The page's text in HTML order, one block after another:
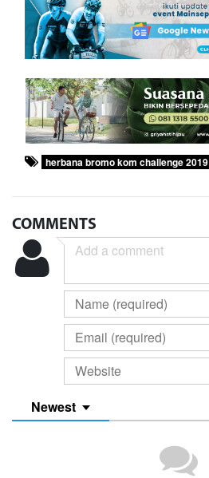
herbana bromo kom challenge 2019
COMMENTS
Newest